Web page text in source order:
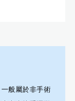
般屬於非手術